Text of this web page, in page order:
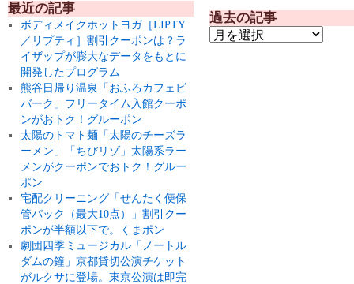
最近の記事
ボディメイクホットヨガ［LIPTY
／リプティ］割引クーポンは？ラ
イザップが膨大なデータをもとに
開発したプログラム
熊谷日帰り温泉「おふろカフェビ
バーク」フリータイム入館クーポ
ンがおトク！グルーポン
太陽のトマト麺「太陽のチーズラ
ーメン」「ちびリゾ」太陽系ラー
メンがクーポンでおトク！グルー
ポン
宅配クリーニング「せんたく便保
管パック（最大10点）」割引クー
ポンが半額以下で。くまポン
劇団四季ミュージカル「ノートル
ダムの鐘」京都貸切公演チケット
がルクサに登場。東京公演は即完
過去の記事